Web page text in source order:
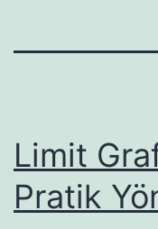
Limit
Pratik